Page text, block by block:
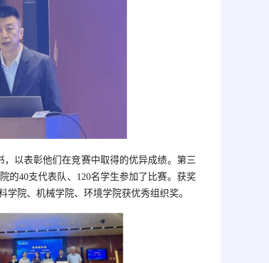
以表彰他们在竞赛中取得的优异成绩。第三
的40支代表队、120名学生参加了比赛。获奖
学院、机械学院、环境学院获优秀组织奖。